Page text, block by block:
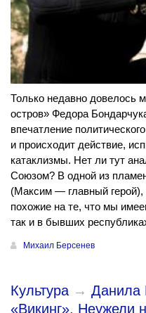
Только недавно довелось
остров» Федора
впечатление
и происходит действие,
катаклизмы. Нет ли тут
Союзом? В одной из
(Максим — главный герой),
похожие на те, что мы
так и в бывших
Михаил Берсенев
Культура → Данила
«Викинг». Неужели